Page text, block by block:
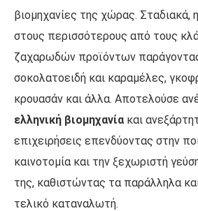
βιομηχανίες της χώρας. Σταδιακά,
στους περισσότερους από τους
ζαχαρωδών προϊόντων
σοκολατοειδή και καραμέλες,
κρουασάν και άλλα. Αποτελούσε
ελληνική βιομηχανία και
επιχειρήσεις επενδύοντας στην
καινοτομία και την ξεχωριστή
της, καθιστώντας τα παράλληλα
τελικό καταναλωτή.